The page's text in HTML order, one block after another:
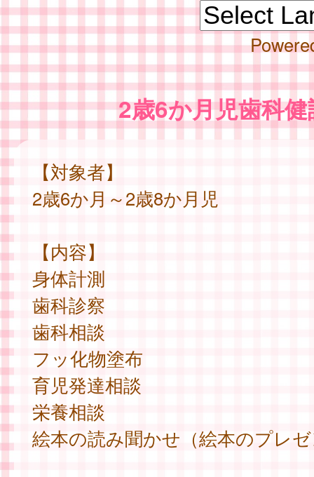
2歳6か月児歯科健
【対象者】
2歳6か月～2歳8か月児
【内容】
身体計測
歯科診察
歯科相談
フッ化物塗布
育児発達相談
栄養相談
絵本の読み聞かせ（絵本のプレ